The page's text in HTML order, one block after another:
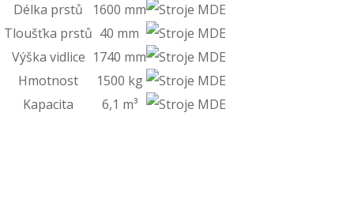
Délka prstů
1600 mm
Tloušťka prstů 40 mm
Výška vidlice 1740 mm
Hmotnost
1500 kg
Kapacita
6,1 m³